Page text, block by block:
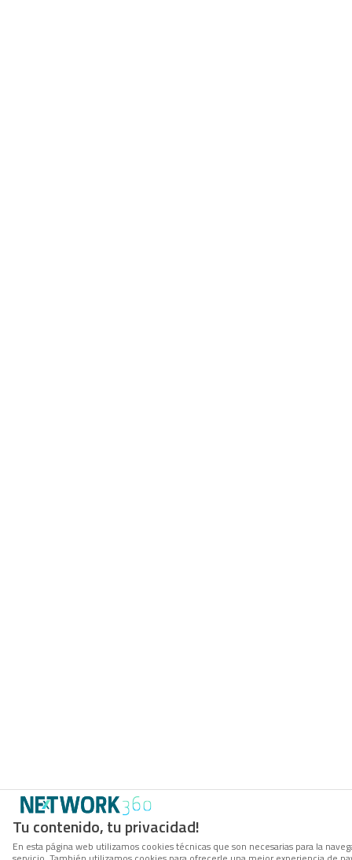
Tu contenido, tu privacidad!
En esta página web utilizamos cookies técnicas que son necesarias para la